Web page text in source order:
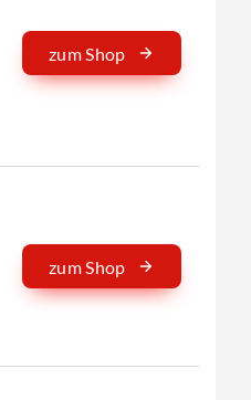
zum Shop
zum Shop